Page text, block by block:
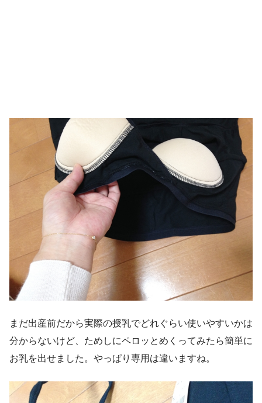
まだ出産前だから実際の授乳でどれぐらい使いやすいかは
分からないけど、ためしにペロッとめくってみたら簡単に
お乳を出せました。やっぱり専用は違いますね。